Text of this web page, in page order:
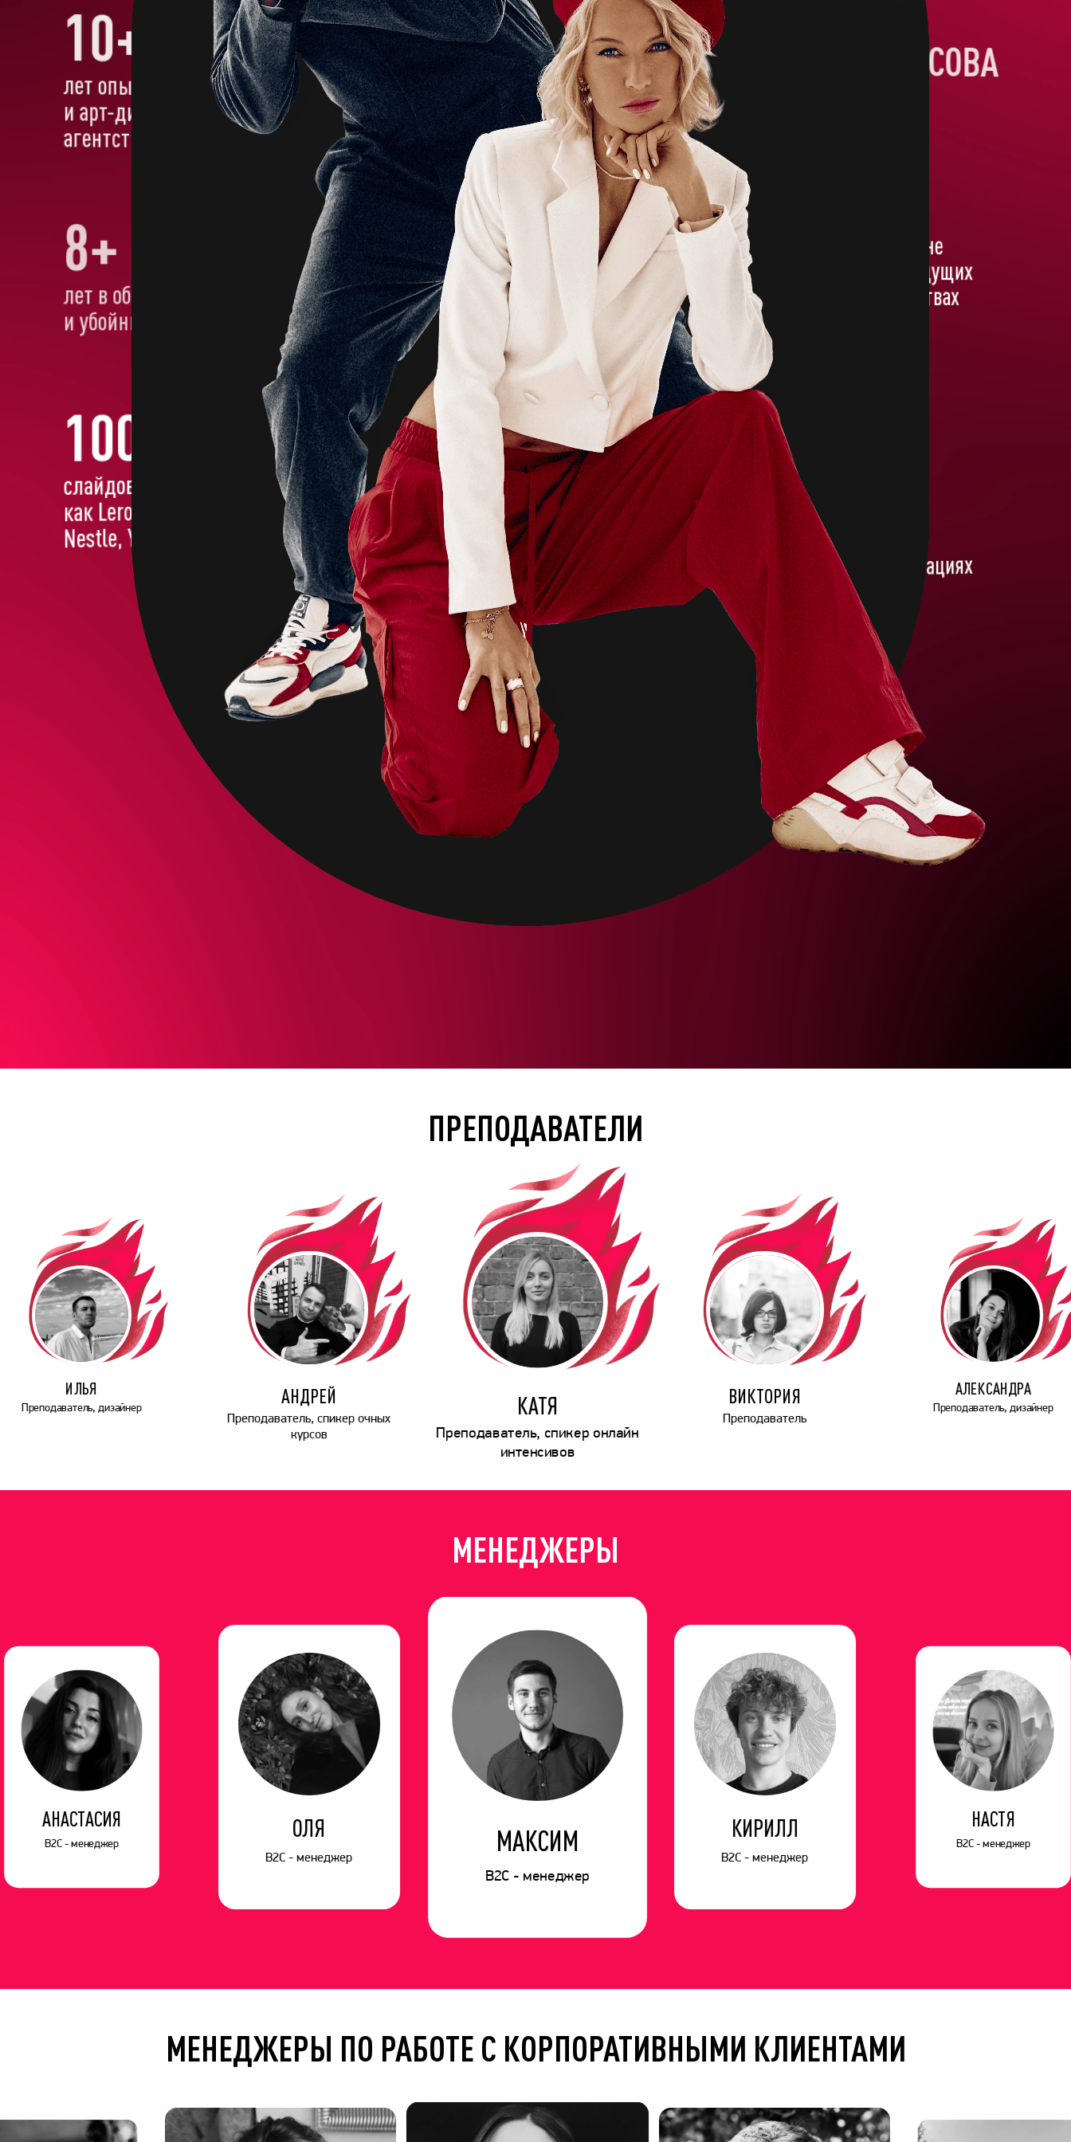
СВЕТЛАНА ФИРСОВА
Дизайн-директор, сооснователь
10+
лет опыта в дизайне
и арт-дирекшн в рекламном
агентстве BBDO
8+
лет в образовании
и убойных презентациях
1000+
слайдов для таких брендов
как Leroy Merlin, Альфа-Банк,
Nestle, Yandeх, Mastercard
лет опыта в дизайне
и маркетинге в ведущих
рекламных агентствах
8+
лет в образовании
и убойных презентациях
ПРЕПОДАВАТЕЛИ
ИЛЬЯ
Преподаватель, дизайнер
АНДРЕЙ
Преподаватель, спикер очных
курсов
КАТЯ
Преподаватель, спикер онлайн
интенсивов
ВИКТОРИЯ
Преподаватель
АЛЕКСАНДРА
Преподаватель, дизайнер
МЕНЕДЖЕРЫ
АНАСТАСИЯ
B2C - менеджер
ОЛЯ
B2C - менеджер
МАКСИМ
B2C - менеджер
КИРИЛЛ
B2C - менеджер
НАСТЯ
B2C - менеджер
МЕНЕДЖЕРЫ ПО РАБОТЕ С КОРПОРАТИВНЫМИ КЛИЕНТАМИ